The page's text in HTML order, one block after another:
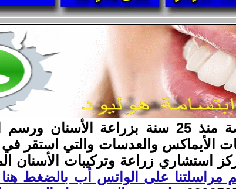
مركز أسنانك الدولي من أعرق المراكز المختصة منذ 25 سنة
الأيماكس والعدسات والتي استقر
استشاري زراعة وتركيبات الأسنان
مراسلتنا على الواتس أب بالضغط هنا